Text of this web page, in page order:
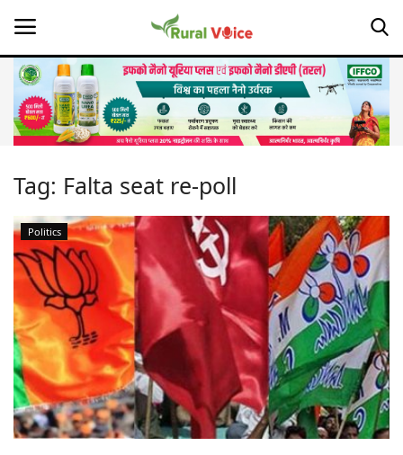
Home
About Us
Leadership Profiles
Opinion
Politics
Magazine
States
Tag: Falta seat re-poll
Politics